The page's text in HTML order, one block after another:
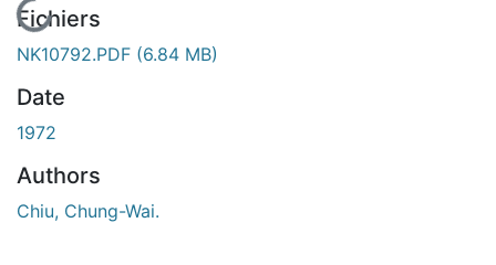
En cours de chargement...
Fichiers
NK10792.PDF (6.84 MB)
Date
1972
Authors
Chiu, Chung-Wai.